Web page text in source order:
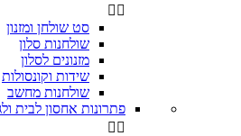
 
סט שולחן ומזנון
שולחנות סלון
מזנונים לסלון
שידות וקונסולות
שולחנות מחשב
פתרונות אחסון לבית
 